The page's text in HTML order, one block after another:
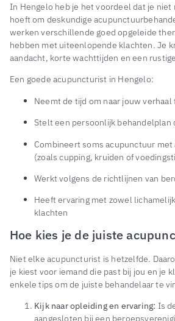
In Hengelo heb je het voordeel dat je niet
hoeft om deskundige
werken verschillende goed opgeleide
hebben met uiteenlopende klachten. Je
aandacht, korte wachttijden en een
Een goede acupuncturist in Hengelo:
Neemt de tijd om naar jouw
Stelt een persoonlijk behandelplan
Combineert soms acupunctuur
(zoals cupping, kruiden of
Werkt volgens de richtlijnen van
Heeft ervaring met zowel
klachten
Hoe kies je de juiste
Niet elke acupuncturist is hetzelfde.
je kiest voor iemand die past bij jou en je
enkele tips om de juiste behandelaar te
Kijk naar opleiding en ervaring: Is
aangesloten bij een